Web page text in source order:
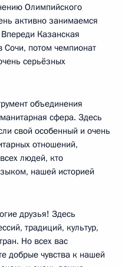
Олимпийского
активно занимаемся
Казанская
Сочи, потом чемпионат
серьёзных
объединения
сфера. Здесь
свой особенный и очень
отношений,
людей, кто
нашей историей
друзья! Здесь
традиций, культур,
Но всех вас
добрые чувства к нашей